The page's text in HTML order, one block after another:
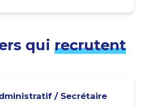
qui recrutent
/ Secrétaire